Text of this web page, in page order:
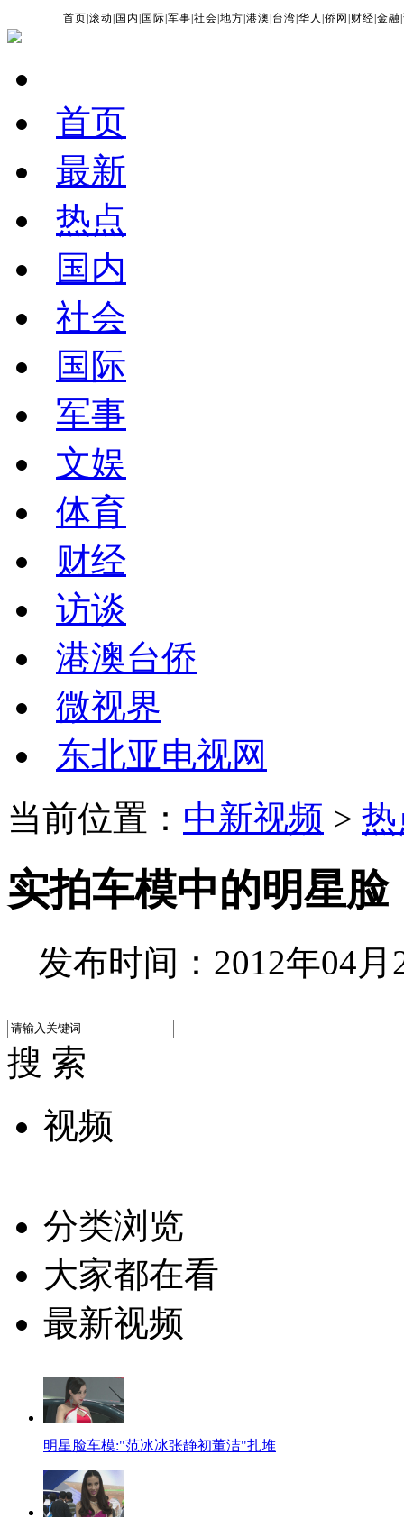
首页 |滚动 国内 国际 |军事 |社会 |地方 |港澳 台湾 |华人 |侨网 财经 |金融 |
首页
最新
热点
国内
社会
国际
军事
文娱
体育
财经
访谈
港澳台侨
微视界
东北亚电视网
当前位置： 中新视频 >
实拍车模中的明星
发布时间：2012年04月
搜 索
视频
分类浏览
大家都在看
最新视频
明星脸车模:"范冰冰张静初董洁"扎堆